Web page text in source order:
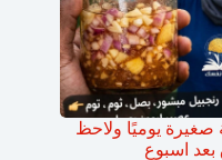
صغيرة يوميًا ولاحظ
بعد اسبوع